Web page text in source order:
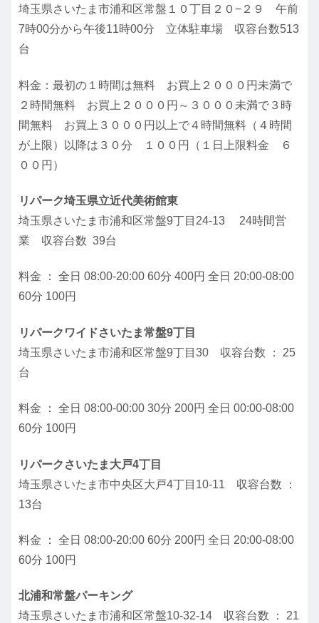
埼玉県さいたま市浦和区常盤１０丁目２０−２９ 午前
7時00分から午後11時00分 立体駐車場 収容台数513
台
料金：最初の１時間は無料 お買上２０００円未満で
２時間無料 お買上２０００円～３０００未満で３時
間無料 お買上３０００円以上で４時間無料（４時間
が上限）以降は３０分 １００円（１日上限料金 ６
００円）
リパーク埼玉県立近代美術館東
埼玉県さいたま市浦和区常盤9丁目24-13 24時間営
業 収容台数 39台
料金 ： 全日 08:00-20:00 60分 400円 全日 20:00-08:00
60分 100円
リパークワイドさいたま常盤9丁目
埼玉県さいたま市浦和区常盤9丁目30 収容台数 ： 25
台
料金 ： 全日 08:00-00:00 30分 200円 全日 00:00-08:00
60分 100円
リパークさいたま大戸4丁目
埼玉県さいたま市中央区大戸4丁目10-11 収容台数 ：
13台
料金 ： 全日 08:00-20:00 60分 200円 全日 20:00-08:00
60分 100円
北浦和常盤パーキング
埼玉県さいたま市浦和区常盤10-32-14 収容台数 ： 21